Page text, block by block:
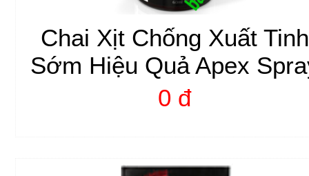
Chai Xịt Chống Xuất Tinh
Sớm Hiệu Quả Apex
0 đ